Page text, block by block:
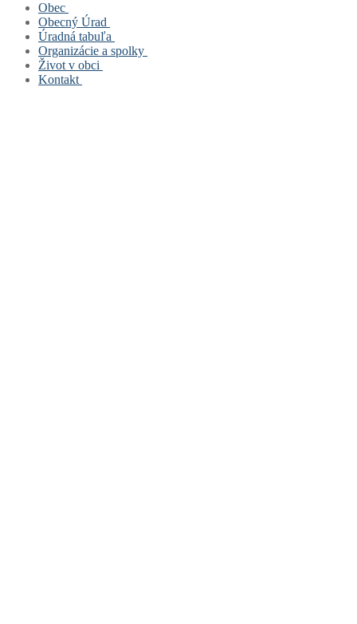
Obec
Stará verzia webu
História obce
Mapový portál obce
Štatút obce
Symboly obce
Obecný Úrad
Obecný úrad
Starosta obce
Zástupca starostu
Hlavný kontrolór
Úradná tabuľa
Úradná tabuľa
Povinne zverejňované dokumenty
Civilná ochrana
Organizácie a spolky
Základná a materská škola
Obecná knižnica
Život v obci
Život v obci
Kontakt